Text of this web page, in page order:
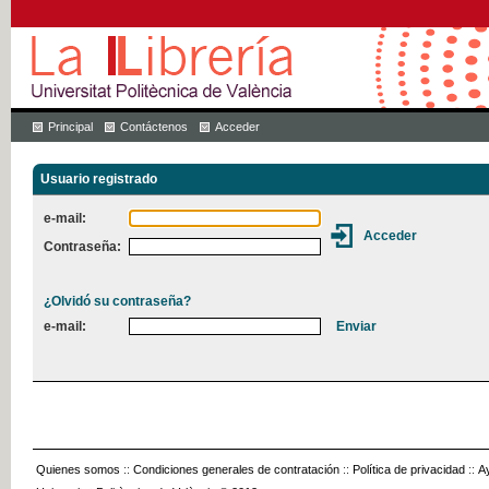
Principal Contáctenos Acceder
Usuario registrado
e-mail:
Contraseña:
¿Olvidó su contraseña?
e-mail:
Quienes somos :: Condiciones generales de contratación :: Política de privacidad ::